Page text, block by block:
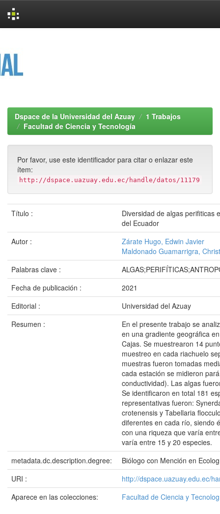
Dspace de la Universidad del Azuay
1 Trabajos
Facultad de Ciencia y Tecnología
Por favor, use este identificador para citar o enlazar este
ítem:
http://dspace.uazuay.edu.ec/handle/datos/11179
Título :
Diversidad de algas perifiticas
del Ecuador
Autor :
Zárate Hugo, Edwin Javier
Maldonado Guamarrigra,
Palabras clave :
Fecha de publicación :
2021
Editorial :
Universidad del Azuay
Resumen :
En el presente trabajo se
en una gradiente geográfica
Cajas. Se muestrearon 14
muestreo en cada riachuelo
muestras fueron tomadas
cada estación se midieron
conductividad). Las algas
Se identificaron en total 181
representativas fueron:
crotenensis y Tabellaria
diferentes en cada río, siendo
con una riqueza que varía
varía entre 15 y 20 especies.
metadata.dc.description.degree:
Biólogo con Mención en
URI :
http://dspace.uazuay.edu.ec/
Aparece en las colecciones:
Facultad de Ciencia y